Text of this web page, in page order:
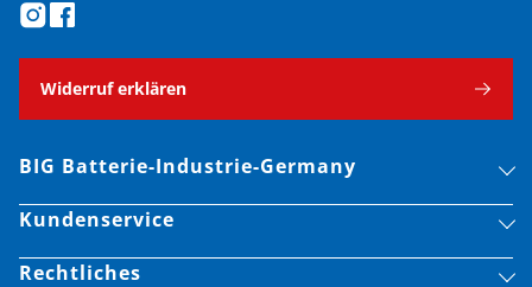
Widerruf erklären
BIG Batterie-Industrie-Germany
Kundenservice
Rechtliches